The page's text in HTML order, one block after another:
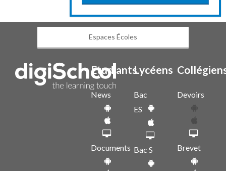
Espaces Écoles
Etudiants
News
Documents
Lycéens
Bac
ES
Bac S
Devoirs
Brevet